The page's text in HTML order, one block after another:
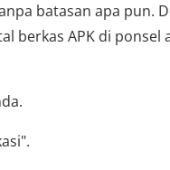
batasan apa pun.
berkas APK di